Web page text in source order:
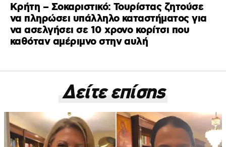
Κρήτη – Σοκαριστικό: Τουρίστας ζητούσε
να πληρώσει υπάλληλο καταστήματος για
να ασελγήσει σε 10 χρονο κορίτσι που
καθόταν αμέριμνο στην αυλή
Δείτε επίσης